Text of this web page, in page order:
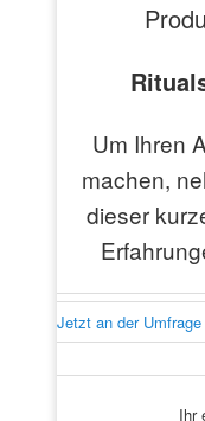
Um Ihren
machen,
dieser
Jetzt an der
Ihr